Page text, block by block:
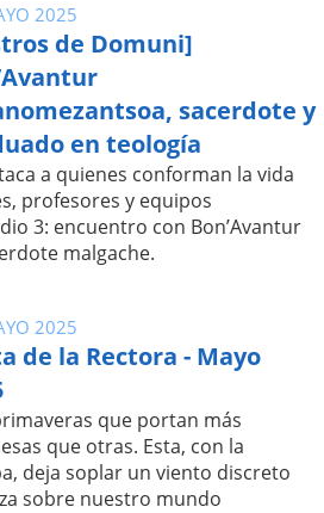
2025
de Domuni]
sacerdote y
en teología
a quienes conforman la vida
profesores y equipos
3: encuentro con Bon’Avantur
malgache.
2025
de la Rectora - Mayo
que portan más
que otras. Esta, con la
deja soplar un viento discreto
sobre nuestro mundo